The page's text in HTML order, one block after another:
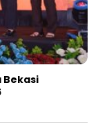
Bekasi